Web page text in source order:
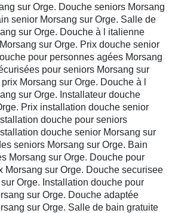
sur Orge. Douche seniors Morsang
senior Morsang sur Orge. Salle de
sur Orge. Douche à l italienne
sur Orge. Prix douche senior
pour personnes agées Morsang
pour seniors Morsang sur
Morsang sur Orge. Douche à l
sur Orge. Installateur douche
Prix installation douche senior
douche pour seniors
douche senior Morsang sur
seniors Morsang sur Orge. Bain
Morsang sur Orge. Douche pour
Morsang sur Orge. Douche securisee
Orge. Installation douche pour
sur Orge. Douche adaptée
sur Orge. Salle de bain gratuite